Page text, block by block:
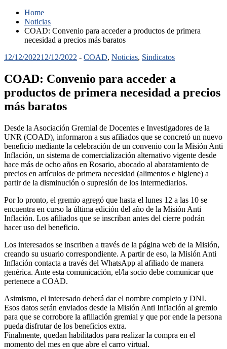
Home
Noticias
COAD: Convenio para acceder a productos de primera
necesidad a precios más baratos
12/12/202212/12/2022 - COAD, Noticias, Sindicatos
COAD: Convenio para acceder a
productos de primera necesidad a precios
más baratos
Desde la Asociación Gremial de Docentes e Investigadores de la
UNR (COAD), informaron a sus afiliados que se concretó un nuevo
beneficio mediante la celebración de un convenio con la Misión Anti
Inflación, un sistema de comercialización alternativo vigente desde
hace más de ocho años en Rosario, abocado al abaratamiento de
precios en artículos de primera necesidad (alimentos e higiene) a
partir de la disminución o supresión de los intermediarios.
Por lo pronto, el gremio agregó que hasta el lunes 12 a las 10 se
encuentra en curso la última edición del año de la Misión Anti
Inflación. Los afiliados que se inscriban antes del cierre podrán
hacer uso del beneficio.
Los interesados se inscriben a través de la página web de la Misión,
creando su usuario correspondiente. A partir de eso, la Misión Anti
Inflación contacta a través del WhatsApp al afiliado de manera
genérica. Ante esta comunicación, el/la socio debe comunicar que
pertenece a COAD.
Asimismo, el interesado deberá dar el nombre completo y DNI.
Esos datos serán enviados desde la Misión Anti Inflación al gremio
para que se corrobore la afiliación gremial y que por ende la persona
pueda disfrutar de los beneficios extra.
Finalmente, quedan habilitados para realizar la compra en el
momento del mes en que abre el carro virtual.